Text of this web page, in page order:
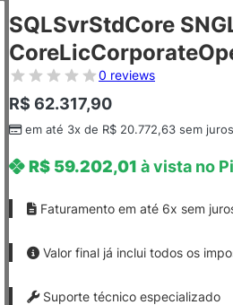
SQLSvrStdCore
0 reviews
R$ 62.317,90
em até 3x de R$ 20.772,63 sem juros
R$ 59.202,01 à vista no
Faturamento em até 6x sem
Valor final já inclui todos os
Suporte técnico especializado